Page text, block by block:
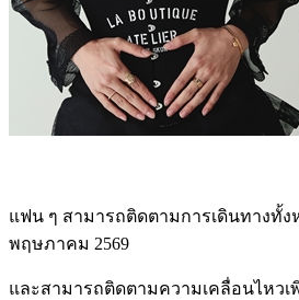
แฟน ๆ สามารถติดตามการเดินทางทั้ง
พฤษภาคม 2569
และสามารถติดตามความเคลื่อนไหวเ